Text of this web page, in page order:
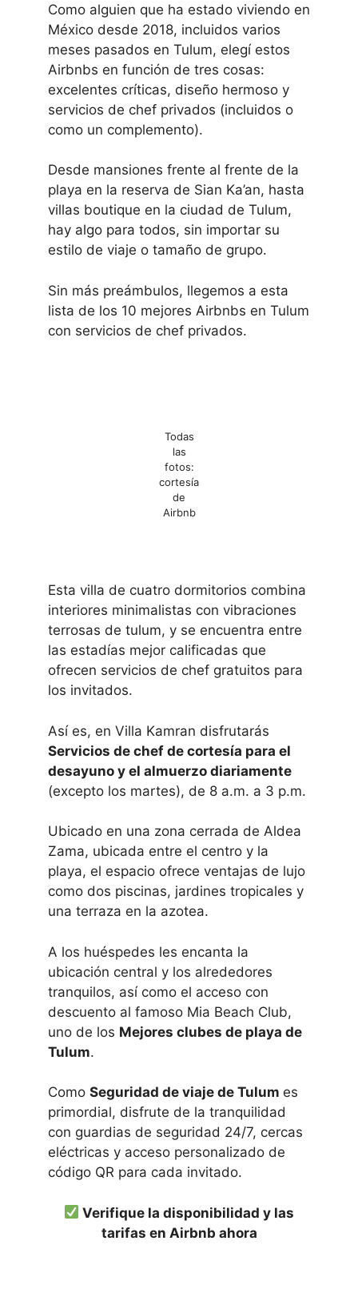
Como alguien que ha estado viviendo en
México desde 2018, incluidos varios
meses pasados ​​en Tulum, elegí estos
Airbnbs en función de tres cosas:
excelentes críticas, diseño hermoso y
servicios de chef privados (incluidos o
como un complemento).
Desde mansiones frente al frente de la
playa en la reserva de Sian Ka’an, hasta
villas boutique en la ciudad de Tulum,
hay algo para todos, sin importar su
estilo de viaje o tamaño de grupo.
Sin más preámbulos, llegemos a esta
lista de los 10 mejores Airbnbs en Tulum
con servicios de chef privados.
Todas
las
fotos:
cortesía
de
Airbnb
Esta villa de cuatro dormitorios combina
interiores minimalistas con vibraciones
terrosas de tulum, y se encuentra entre
las estadías mejor calificadas que
ofrecen servicios de chef gratuitos para
los invitados.
Así es, en Villa Kamran disfrutarás
Servicios de chef de cortesía para el
desayuno y el almuerzo diariamente
(excepto los martes), de 8 a.m. a 3 p.m.
Ubicado en una zona cerrada de Aldea
Zama, ubicada entre el centro y la
playa, el espacio ofrece ventajas de lujo
como dos piscinas, jardines tropicales y
una terraza en la azotea.
A los huéspedes les encanta la
ubicación central y los alrededores
tranquilos, así como el acceso con
descuento al famoso Mia Beach Club,
uno de los Mejores clubes de playa de
Tulum.
Como Seguridad de viaje de Tulum es
primordial, disfrute de la tranquilidad
con guardias de seguridad 24/7, cercas
eléctricas y acceso personalizado de
código QR para cada invitado.
Verifique la disponibilidad y las
tarifas en Airbnb ahora